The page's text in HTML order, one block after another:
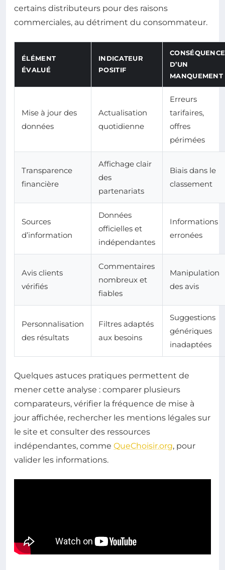
certains distributeurs pour des raisons
commerciales, au détriment du consommateur.
ÉLÉMENT
ÉVALUÉ
INDICATEUR
POSITIF
CONSÉQUENCE
D’UN
MANQUEMENT
Mise à jour des
données
Actualisation
quotidienne
Erreurs
tarifaires,
offres
périmées
Transparence
financière
Affichage clair
des
partenariats
Biais dans le
classement
Sources
d’information
Données
officielles et
indépendantes
Informations
erronées
Avis clients
vérifiés
Commentaires
nombreux et
fiables
Manipulation
des avis
Personnalisation
des résultats
Filtres adaptés
aux besoins
Suggestions
génériques
inadaptées
Quelques astuces pratiques permettent de
mener cette analyse : comparer plusieurs
comparateurs, vérifier la fréquence de mise à
jour affichée, rechercher les mentions légales sur
le site et consulter des ressources
indépendantes, comme QueChoisir.org, pour
valider les informations.